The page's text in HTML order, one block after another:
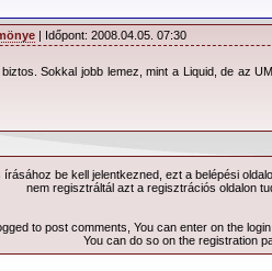
| Időpont: 2008.04.05. 07:30
Sokkal jobb lemez, mint a Liquid, de az
írásához be kell jelentkezned, ezt a belépési
nem regisztráltál azt a regisztrációs oldalon
to post comments, You can enter on the
You can do so on the registration